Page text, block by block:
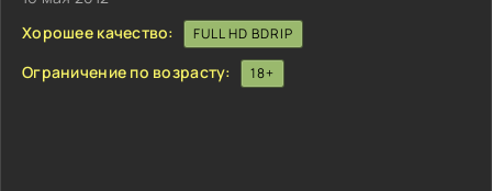
Хорошее качество:
FULL HD BDRIP
Ограничение по возрасту: 18+